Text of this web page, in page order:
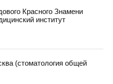
Красного Знамени
институт
(стоматология общей